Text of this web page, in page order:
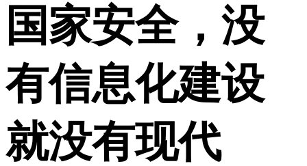
国家安全，没
有信息化建设
就没有现代